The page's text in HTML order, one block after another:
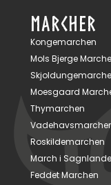
MARCHER
Kongemarchen
Mols Bjerge
Moesgaard
Thymarchen
Roskildemarchen
March i
Feddet Marchen